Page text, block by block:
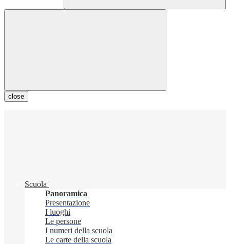
close
Scuola
Panoramica
Presentazione
I luoghi
Le persone
I numeri della scuola
Le carte della scuola